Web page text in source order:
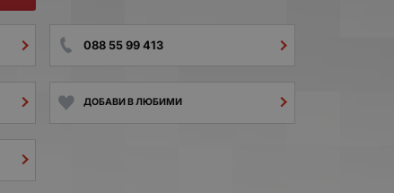
088 55 99 413
ДОБАВИ В ЛЮБИМИ